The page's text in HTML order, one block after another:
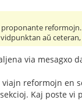
proponante
aŭ
via mesagxo
reformojn en
Kaj poste vi